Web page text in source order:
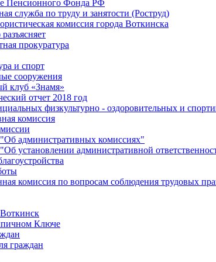
Пенсионного Фонда РФ
служба по труду и занятости (Роструд)
комиссия города Воткинска
прокуратура
и спорт
сооружения
клуб «Знамя»
отчет 2018 год
физкультурно - оздоровительных и
комиссия
административных комиссиях"
установлении административной
комиссия по вопросам соблюдения трудовых
Ключе
граждан